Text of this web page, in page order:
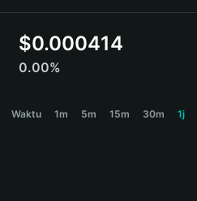
हिन्दी
Español
Português (Brasil)
$0.000414
0.00%
Waktu 1m 5m 15m 30m 1j